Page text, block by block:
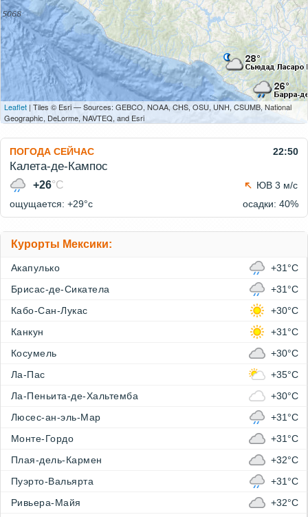
Leaflet | Tiles © Esri — Sources: GEBCO, NOAA, CHS, OSU, UNH, CSUMB, National
Geographic, DeLorme, NAVTEQ, and Esri
ПОГОДА СЕЙЧАС 22:50
Калета-де-Кампос
+26°C
ЮВ 3 м/с
ощущается: +29°c
осадки: 40%
Курорты Мексики:
Акапулько
+31°C
Брисас-де-Сикатела
+31°C
Кабо-Сан-Лукас
+30°C
Канкун
+31°C
Косумель
+30°C
Ла-Пас
+35°C
Ла-Пеньита-де-Хальтемба
+30°C
Люсес-ан-эль-Мар
+31°C
Монте-Гордо
+31°C
Плая-дель-Кармен
+32°C
Пуэрто-Вальярта
+31°C
Ривьера-Майя
+32°C